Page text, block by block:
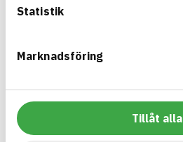
Statistik
Marknadsföring
Tillåt alla
Verktyg
Loggbok